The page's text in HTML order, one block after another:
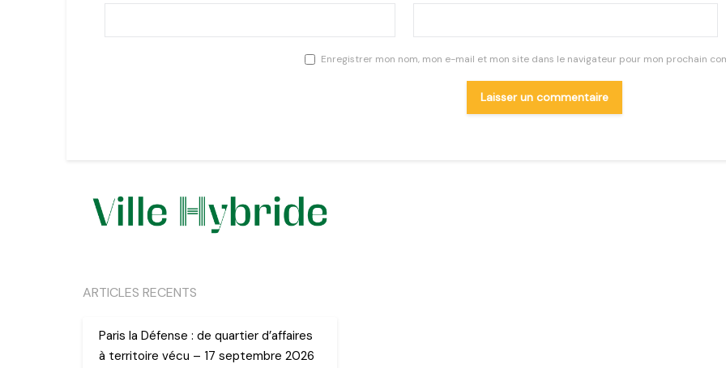
Enregistrer mon nom, mon e-mail et mon site dans le navigateur pour mon prochain
ARTICLES RECENTS
Paris la Défense : de quartier d’affaires
à territoire vécu – 17 septembre 2026